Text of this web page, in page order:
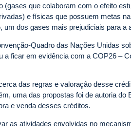
(gases que colaboram com o efeito
e físicas que possuem metas
um dos gases mais prejudiciais para a
Quadro das Nações Unidas
ficar em evidência com a COP26 –
das regras e valoração desse
uma das propostas foi de autoria do
e venda desses créditos.
as atividades envolvidas no